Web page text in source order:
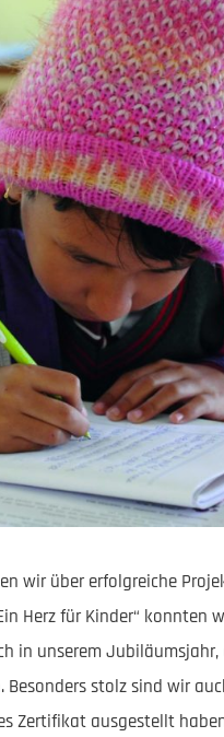
wir über erfolgreiche
Herz für Kinder“
in unserem
stolz sind wir
Zertifikat ausgestellt